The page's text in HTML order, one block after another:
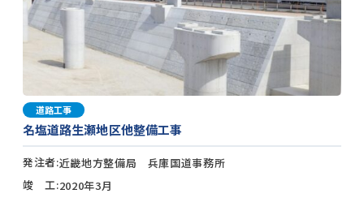
道路工事
名塩道路生瀬地区他整備工事
発注者 近畿地方整備局 兵庫国道事務所
竣 工 2020年3月